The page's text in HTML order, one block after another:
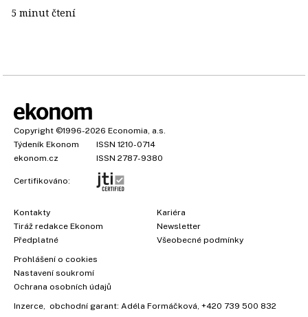
5 minut čtení
Copyright ©1996-2026 Economia, a.s.
Týdeník Ekonom
ISSN 1210-0714
ekonom.cz
ISSN 2787-9380
Certifikováno:
Kontakty
Tiráž redakce Ekonom
Předplatné
Kariéra
Newsletter
Všeobecné podmínky
Prohlášení o cookies
Nastavení soukromí
Ochrana osobních údajů
Inzerce , obchodní garant: Adéla Formáčková +420 739 500 832